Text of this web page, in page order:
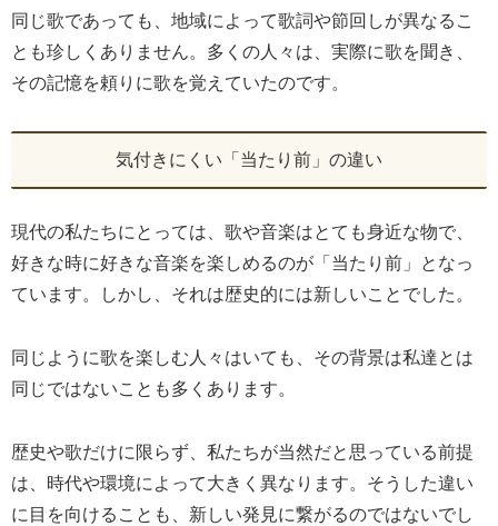
同じ歌であっても、地域によって歌詞や節回しが異なるこ
とも珍しくありません。多くの人々は、実際に歌を聞き、
その記憶を頼りに歌を覚えていたのです。
気付きにくい「当たり前」の違い
現代の私たちにとっては、歌や音楽はとても身近な物で、
好きな時に好きな音楽を楽しめるのが「当たり前」となっ
ています。しかし、それは歴史的には新しいことでした。
同じように歌を楽しむ人々はいても、その背景は私達とは
同じではないことも多くあります。
歴史や歌だけに限らず、私たちが当然だと思っている前提
は、時代や環境によって大きく異なります。そうした違い
に目を向けることも、新しい発見に繋がるのではないでし